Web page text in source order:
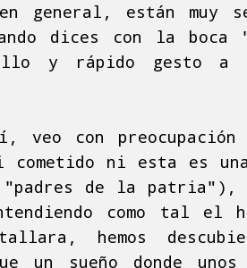
en general, están
dices con la
y rápido gesto a
veo con
cometido ni esta es
de la patria"),
como tal el
hemos
un sueño donde